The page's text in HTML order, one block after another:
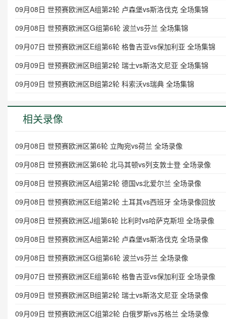
09月08日 世预赛欧洲区A组第2轮 卢森堡vs斯洛伐克 全场集锦
09月08日 世预赛欧洲区G组第6轮 波兰vs芬兰 全场集锦
09月07日 世预赛欧洲区E组第6轮 格鲁吉亚vs保加利亚 全场集锦
09月09日 世预赛欧洲区B组第2轮 瑞士vs斯洛文尼亚 全场集锦
09月09日 世预赛欧洲区B组第2轮 科索沃vs瑞典 全场集锦
相关录像
09月08日 世预赛欧洲区第6轮 立陶宛vs荷兰 全场录像
09月08日 世预赛欧洲区第6轮 北马其顿vs列支敦士登 全场录像
09月08日 世预赛欧洲区A组第2轮 德国vs北爱尔兰 全场录像
09月08日 世预赛欧洲区E组第2轮 土耳其vs西班牙 全场录像回放
09月08日 世预赛欧洲区J组第6轮 比利时vs哈萨克斯坦 全场录像
09月08日 世预赛欧洲区A组第2轮 卢森堡vs斯洛伐克 全场录像
09月08日 世预赛欧洲区G组第6轮 波兰vs芬兰 全场录像
09月07日 世预赛欧洲区E组第6轮 格鲁吉亚vs保加利亚 全场录像
09月09日 世预赛欧洲区B组第2轮 瑞士vs斯洛文尼亚 全场录像
09月09日 世预赛欧洲区C组第2轮 白俄罗斯vs苏格兰 全场录像